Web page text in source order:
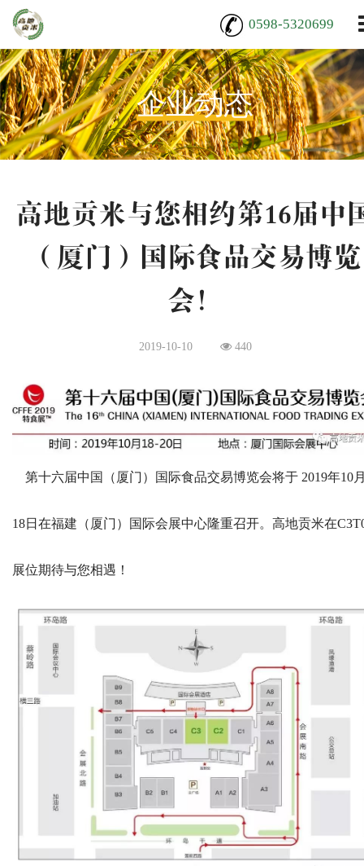
0598-5320699
企业动态
高地贡米与您相约第16届中
（厦门）国际食品交易博览
会！
2019-10-10 440
第十六届中国（厦门）国际食品交易博览会将于 2019年10
18日在福建（厦门）国际会展中心隆重召开。高地贡米在
展位期待与您相遇！